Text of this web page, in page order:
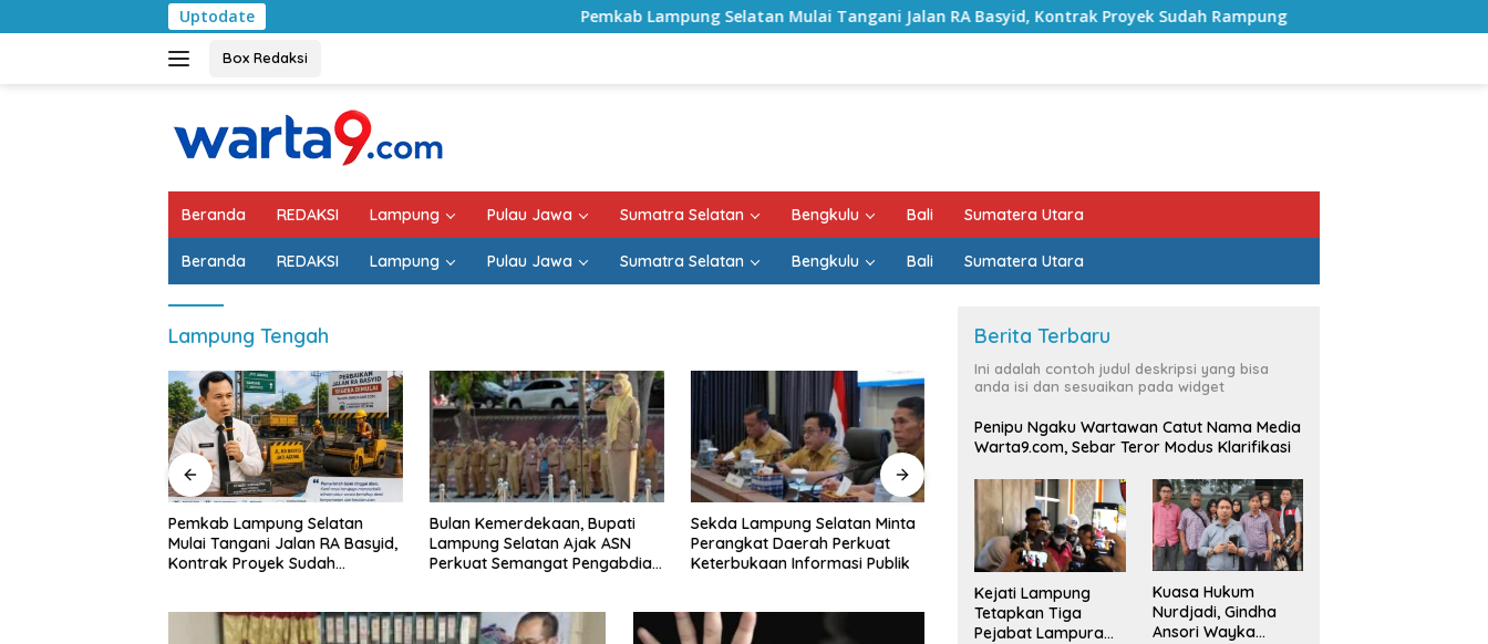
ke
Uptodate Pemkab Lampung Selatan Mulai Tangani Jalan RA Basyid, Kontrak Proyek Sudah Rampung Bulan Kemerdekaan, Bupati
Box Redaksi
Beranda REDAKSI Lampung Pulau Jawa Sumatra Selatan Bengkulu Bali Sumatera Utara
Beranda REDAKSI Lampung Pulau Jawa Sumatra Selatan Bengkulu Bali Sumatera Utara
Lampung Tengah
Bulan Kemerdekaan, Bupati
Lampung Selatan Ajak ASN
Perkuat Semangat Pengabdian
Sekda Lampung Selatan Minta
Perangkat Daerah Perkuat
Keterbukaan Informasi Publik
Bupati Radityo Egi Tekankan
Dua Kunci Utama
Pembangunan Desa: Impact
Tulang Bawang: ‘Kawah
Candradimuka’ Pencetak
Pimpinan Birokrasi Unggul di
Sedekah Bumi Sumur
Kumbang, Warisan 206 Tahun
yang Terus Dijaga Pemkab
Lampung Selatan dan
Masyarakat
Berita Terbaru
Ini adalah contoh judul deskripsi yang bisa
anda isi dan sesuaikan pada widget
Penipu Ngaku Wartawan Catut Nama Media
Warta9.com, Sebar Teror Modus Klarifikasi
Kejati Lampung
Tetapkan Tiga
Pejabat Lampura
Kuasa Hukum
Nurdjadi, Gindha
Ansori Wayka